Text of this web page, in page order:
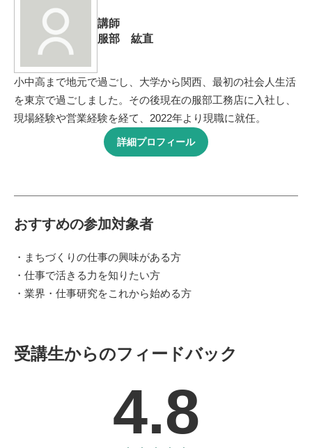
講師
服部 紘直
小中高まで地元で過ごし、大学から関西、最初の社会人生活
を東京で過ごしました。その後現在の服部工務店に入社し、
現場経験や営業経験を経て、2022年より現職に就任。
詳細プロフィール
おすすめの参加対象者
・まちづくりの仕事の興味がある方
・仕事で活きる力を知りたい方
・業界・仕事研究をこれから始める方
受講生からのフィードバック
4.8